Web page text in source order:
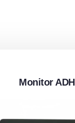
Monitor ADH